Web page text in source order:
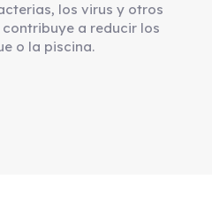
los virus y otros
a reducir los
o la piscina.